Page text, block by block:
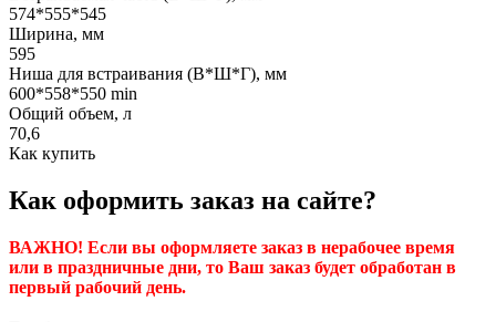
574*555*545
Ширина, мм
595
Ниша для встраивания (В*Ш*Г), мм
600*558*550 min
Общий объем, л
70,6
Как купить
Как оформить заказ на сайте?
ВАЖНО! Если вы оформляете заказ в нерабочее время
или в праздничные дни, то Ваш заказ будет обработан в
первый рабочий день.